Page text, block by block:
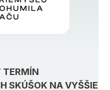
TERMÍN
SKÚŠOK NA VYŠŠIE